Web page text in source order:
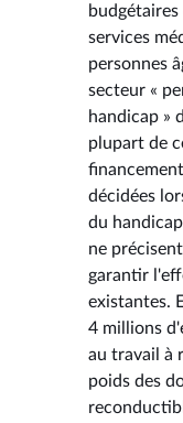
services
personnes
secteur «
handicap »
plupart de
décidées
du
ne
garantir
existantes.
4 millions
au travail à
poids des